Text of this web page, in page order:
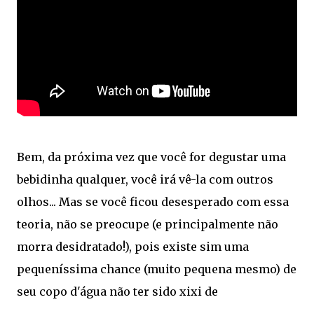
Bem, da próxima vez que você for degustar uma
bebidinha qualquer, você irá vê-la com outros
olhos... Mas se você ficou desesperado com essa
teoria, não se preocupe (e principalmente não
morra desidratado!), pois existe sim uma
pequeníssima chance (muito pequena mesmo) de
seu copo d'água não ter sido xixi de